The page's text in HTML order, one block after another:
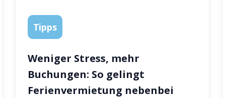
Tipps
Weniger Stress, mehr
Buchungen: So gelingt
Ferienvermietung nebenbei